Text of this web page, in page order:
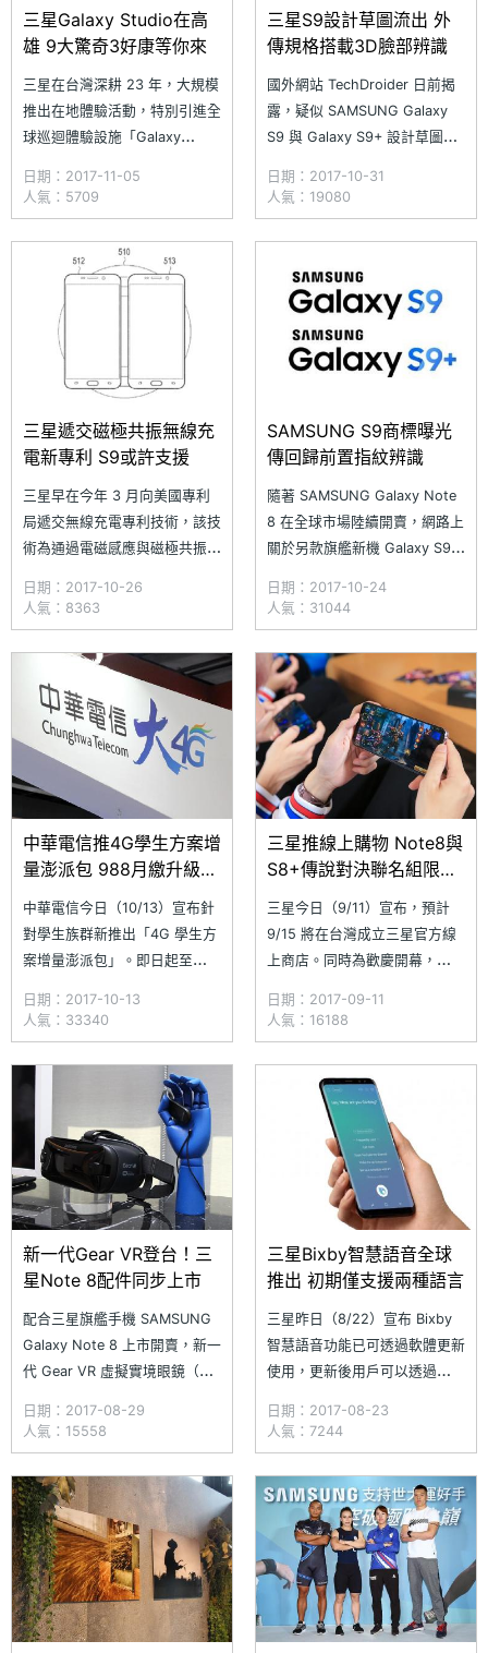
三星Galaxy Studio在高
雄 9大驚奇3好康等你來
三星在台灣深耕 23 年，大規模
推出在地體驗活動，特別引進全
球巡迴體驗設施「Galaxy
日起至 12/10 期間在高雄大魯
閣草衙道 1F 大道東 異想空間
（高雄市前鎮區中安路 1-1 號）
展出，開放民眾免費參觀體驗，
前往體驗者還可享有 3 大好
康，有機會將好禮帶回
日期：2017-11-05
人氣：5709
三星S9設計草圖流出 外
傳規格搭載3D臉部辨識
國外網站 TechDroider 日前揭
露，疑似 SAMSUNG Galaxy
S9 與 Galaxy S9+ 設計草圖，
S8 系列原本螢幕下方還留有空
間，圖片顯示 S9 系列不只螢幕
占比更高，並具備三面窄邊框設
不過暫時無法確定正面是否使用
日期：2017-10-31
人氣：19080
三星遞交磁極共振無線充
電新專利 S9或許支援
三星早在今年 3 月向美國專利
局遞交無線充電專利技術，該技
術為通過電磁感應與磁極共振對
現，三星疑似擁有類似蘋
果 AirPower 無線充電板技術，
採用兩個感應線圈與單一個諧振
線圈，可對一台以上的智慧裝置
進行充電。此外，該技術能辨別
裝置電池特性，並自行調整適當
的磁性充電，不排
日期：2017-10-26
人氣：8363
SAMSUNG S9商標曝光
傳回歸前置指紋辨識
隨著 SAMSUNG Galaxy Note
8 在全球市場陸續開賣，網路上
關於另款旗艦新機 Galaxy S9
站 GizChina 揭露疑似 Galaxy
S9 產品商標，將承襲上一代推
出 Galaxy S9 與 Galaxy S9+，
螢幕尺寸分別為 5.8 吋與 6.
日期：2017-10-24
人氣：31044
中華電信推4G學生方案增
量澎派包 988月繳升級上
中華電信今日（10/13）宣布針
對學生族群新推出「4G 學生方
案增量澎派包」。即日起至
方案且同時搭配「精采 Hami
包」與加購「上網增量包」優
惠，總共只要月繳 988 元，即
升級行動上網吃到飽，門號年資
滿一年可享免預繳。精采 Hami
包部分，亦可享中華電
日期：2017-10-13
人氣：33340
三星推線上購物 Note8與
S8+傳說對決聯名組限量
三星今日（9/11）宣布，預計
9/15 將在台灣成立三星官方線
上商店。同時為歡慶開幕，
SAMSUNG Galaxy Note 8 和
Galaxy S8+《Garena 傳說對
決》聯名限量組預購活動，售價
分別為 31,900 與 29,900 元，
除了手機外，擁有多款
日期：2017-09-11
人氣：16188
新一代Gear VR登台！三
星Note 8配件同步上市
配合三星旗艦手機 SAMSUNG
Galaxy Note 8 上市開賣，新一
代 Gear VR 虛擬實境眼鏡（含
生態圈再添生力軍，目前支援的
機型除了 Note 8 還包括 S8、
S8+、S7、S7 edge、Note 5、
S6、S6 edge+ 等，未來將再增
加更
日期：2017-08-29
人氣：15558
三星Bixby智慧語音全球
推出 初期僅支援兩種語言
三星昨日（8/22）宣布 Bixby
智慧語音功能已可透過軟體更新
使用，更新後用戶可以透過
示，Bixby 擁有情境脈絡感知功
能，且具備學習能力，提供更多
智能和個性化的互動，跨越更多
設備進行無縫連接，關注事物、
情況與位置，將原本分散的相關
應用整合在一起，可直接瀏覽行
日期：2017-08-23
人氣：7244